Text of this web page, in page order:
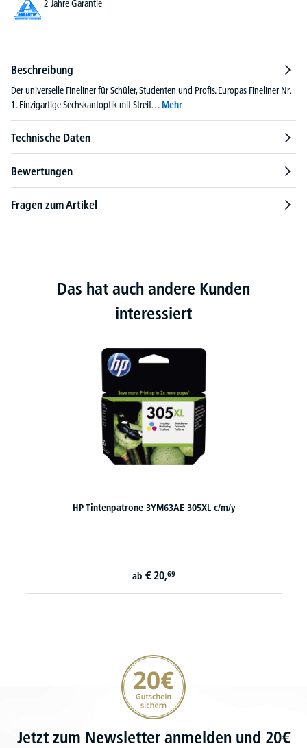
2 Jahre Garantie
Beschreibung
Der universelle Fineliner für Schüler, Studenten und Profis. Europas Fineliner Nr.
1. Einzigartige Sechskantoptik mit Streif… Mehr
Technische Daten
Bewertungen
Fragen zum Artikel
Das hat auch andere Kunden
interessiert
HP Tintenpatrone 3YM63AE 305XL c/m/y
ab € 20,69
20€ Gutschein sichern
Jetzt zum Newsletter anmelden und 20€